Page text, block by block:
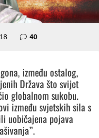
40komentara
između ostalog,
Država što svijet
globalnom sukobu.
između svjetskih sila s
uobičajena pojava